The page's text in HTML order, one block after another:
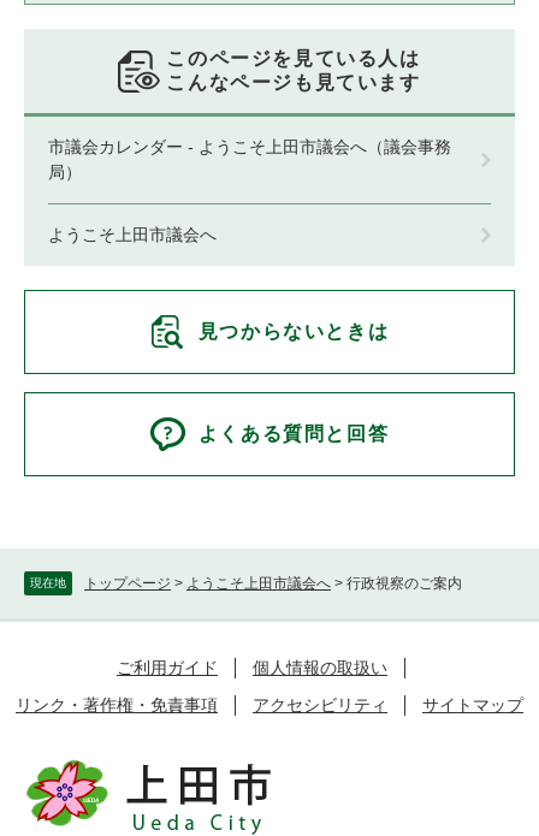
現在地 トップページ > ようこそ上田市議会へ > 行政視察のご案内
このページを見ている人は
こんなページも見ています
市議会カレンダー - ようこそ上田市議会へ（議会事務
局）
ようこそ上田市議会へ
見つからないときは
よくある質問と回答
ご利用ガイド
個人情報の取扱い
リンク・著作権・免責事項
アクセシビリティ サイトマップ